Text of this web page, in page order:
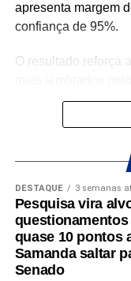
apresenta margem
confiança de 95%.
O resultado reforça
competitividade de
a Assembleia
política construída
estímulo para
durante a
“Recebo
trabalhando.
DESTAQUE 3 semanas
Pesquisa vira
quase 10 pontos
Samanda saltar
Senado